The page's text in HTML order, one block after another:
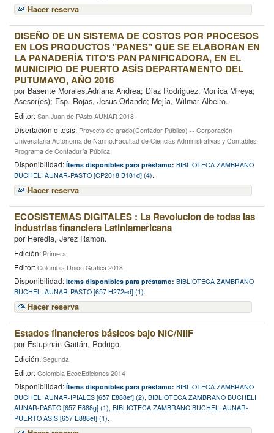
Hacer reserva
DISEÑO DE UN SISTEMA DE COSTOS POR PROCESOS
EN LOS PRODUCTOS "PANES" QUE SE ELABORAN EN
LA PANADERÍA TITO'S PAN PANIFICADORA, EN EL
MUNICIPIO DE PUERTO ASÍS DEPARTAMENTO DEL
PUTUMAYO, AÑO 2016
por Basente Morales,Adriana Andrea; Diaz Rodriguez, Monica Mireya;
Asesor(es); Esp. Rojas, Jesus Orlando; Mejía, Wilmar Albeiro.
Editor: San Juan de PAsto AUNAR 2018
Disertación o tesis: Proyecto de grado(Contador Público) -- Corporación
Universitaria Autónoma de Nariño.Facultad de Ciencias Administrativas y Contables.
Programa de Contaduría Pública
Disponibilidad: Ítems disponibles para préstamo: BIBLIOTECA ZAMBRANO
BUCHELI AUNAR-PASTO [CP2018 B181d] (4).
Hacer reserva
ECOSISTEMAS DIGITALES : La Revolucion de todas las
industrias financiera Latiniamericana
por Heredia, Jerez Ramon.
Edición: Primera
Editor: Colombia Union Grafica 2018
Disponibilidad: Ítems disponibles para préstamo: BIBLIOTECA ZAMBRANO
BUCHELI AUNAR-PASTO [657 H272ed] (1).
Hacer reserva
Estados financieros básicos bajo NIC/NIIF
por Estupiñán Gaitán, Rodrigo.
Edición: Segunda
Editor: Colombia EcoeEdiciones 2014
Disponibilidad: Ítems disponibles para préstamo: BIBLIOTECA ZAMBRANO
BUCHELI AUNAR-IPIALES [657 E888ef] (2), BIBLIOTECA ZAMBRANO BUCHELI
AUNAR-PASTO [657 E888g] (1), BIBLIOTECA ZAMBRANO BUCHELI AUNAR-
PUERTO ASIS [657 E888ef] (1).